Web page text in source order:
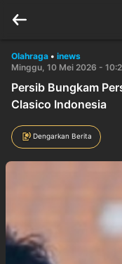
Olahraga • inews
Minggu, 10 Mei 2026 -
Persib Bungkam
Clasico Indonesia
Dengarkan Berita